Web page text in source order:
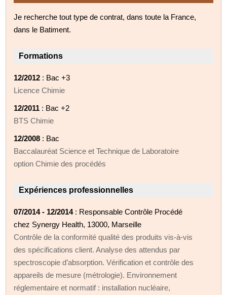
Je recherche tout type de contrat, dans toute la France,
dans le Batiment.
Formations
12/2012 : Bac +3
Licence Chimie
12/2011 : Bac +2
BTS Chimie
12/2008 : Bac
Baccalauréat Science et Technique de Laboratoire
option Chimie des procédés
Expériences professionnelles
07/2014 - 12/2014: Responsable Contrôle Procédé
chez Synergy Health, 13000, Marseille
Contrôle de la conformité qualité des produits vis-à-vis
des spécifications client. Analyse des attendus par
spectroscopie d’absorption. Vérification et contrôle des
appareils de mesure (métrologie). Environnement
réglementaire et normatif : installation nucléaire,